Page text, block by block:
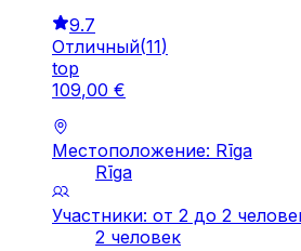
9.7
Отличный(11)
top
109,00 €
Местоположение: Rīga
Rīga
Участники: от 2 до 2
2 человек